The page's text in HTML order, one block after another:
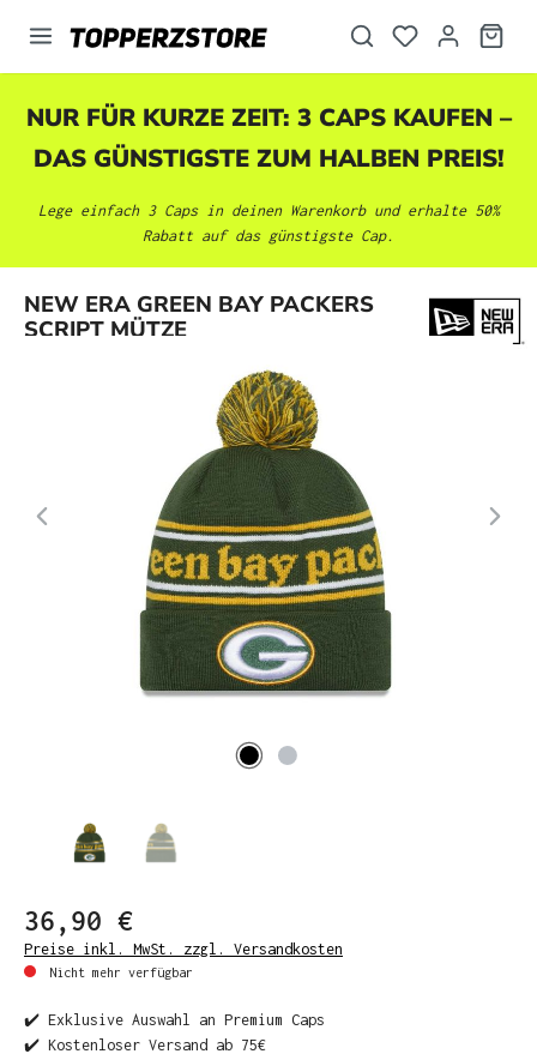
springen
NUR FÜR KURZE ZEIT: 3 CAPS KAUFEN –
DAS GÜNSTIGSTE ZUM HALBEN PREIS!
Lege einfach 3 Caps in deinen Warenkorb und erhalte 50%
Rabatt auf das günstigste Cap.
NEW ERA GREEN BAY PACKERS
SCRIPT MÜTZE
Bildergalerie überspringen
36,90 €
Preise inkl. MwSt. zzgl. Versandkosten
Nicht mehr verfügbar
✔️ Exklusive Auswahl an Premium Caps
✔️ Kostenloser Versand ab 75€